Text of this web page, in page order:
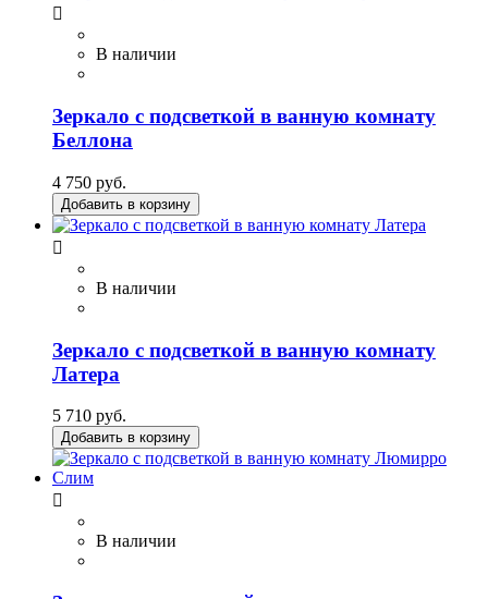

В наличии
Зеркало с подсветкой в ванную комнату
Беллона
4 750 руб.
Добавить в корзину

В наличии
Зеркало с подсветкой в ванную комнату
Латера
5 710 руб.
Добавить в корзину

В наличии